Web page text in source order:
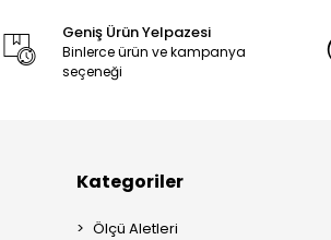
Geniş Ürün Yelpazesi
Binlerce ürün ve kampanya
seçeneği
Kategoriler
Ölçü Aletleri